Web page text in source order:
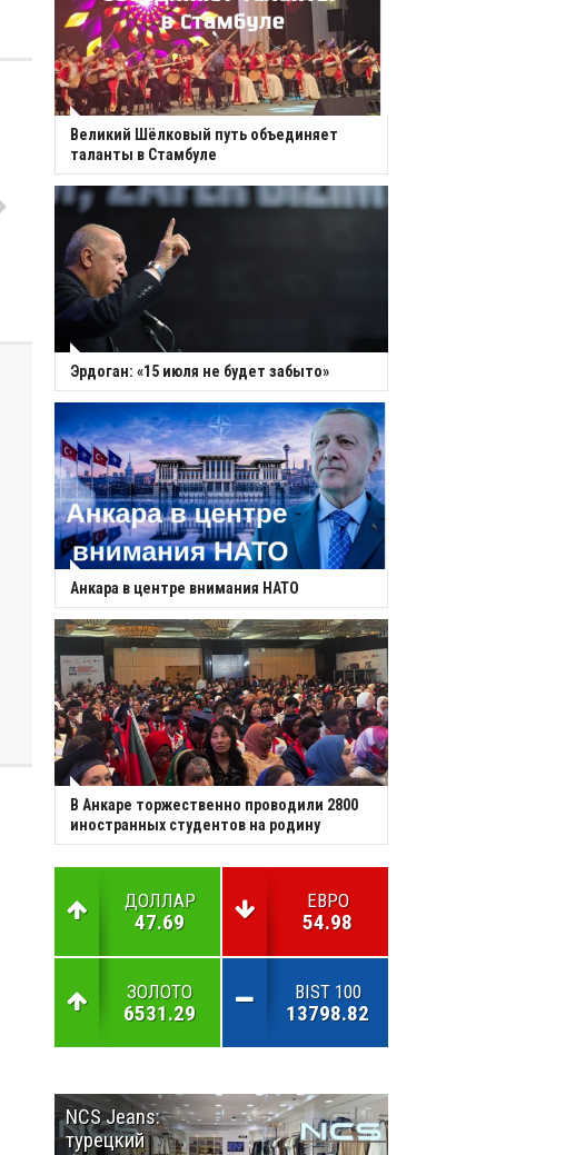
Великий Шёлковый путь объединяет
таланты в Стамбуле
Эрдоган: «15 июля не будет забыто»
Анкара в центре внимания НАТО
В Анкаре торжественно проводили 2800
иностранных студентов на родину
ДОЛЛАР
47.69
ЕВРО
54.98
ЗОЛОТО
6531.29
BIST 100
13798.82
NCS Jeans:
турецкий